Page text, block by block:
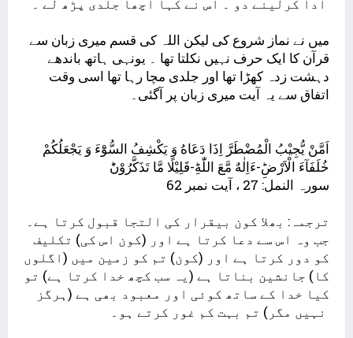
میں نے نماز شروع کی لیکن اللہ کی قسم میری زبان سے
قرآن کا ایک حرف نہیں نکلتا تھا ۔ یونہی ہاتھ باندھے
دہشت زدہ کھڑا تھا اور جلدی مچا رہا تھا اسی وقت
اتفاق سے یہ آیت میری زبان پر آگئی۔
خُلَفَآءَ الْاَرْضِؕ-ءَاِلٰهٌ مَّعَ اللّٰهِؕ-قَلِیْلًا مَّا تَذَكَّرُوْنَؕ
سورہ النمل: 27 ، آیت نمبر 62
ترجمہ: بھلا کون بیقرار کی التجا قبول کرتا ہے۔
جب وہ اس سے دعا کرتا ہے اور (کون اس کی) تکلیف
کو دور کرتا ہے اور (کون) تم کو زمین میں (اگلوں
کا) جانشین بناتا ہے (یہ سب کچھ خدا کرتا ہے) تو
کیا خدا کے ساتھ کوئی اور معبود بھی ہے (ہرگز